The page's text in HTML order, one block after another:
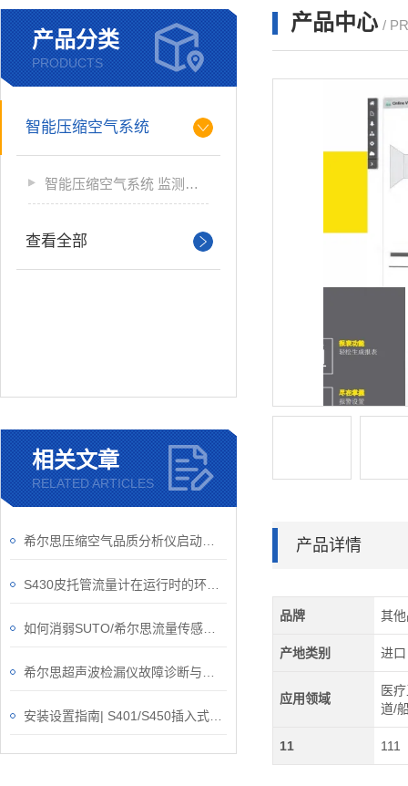
产品分类
PRODUCTS
智能压缩空气系统
智能压缩空气系统 监测软件
查看全部
相关文章
RELATED ARTICLES
产品中心 /
产品详情
品牌 其
产地类别 进口
应用领域
医
道/
11 111